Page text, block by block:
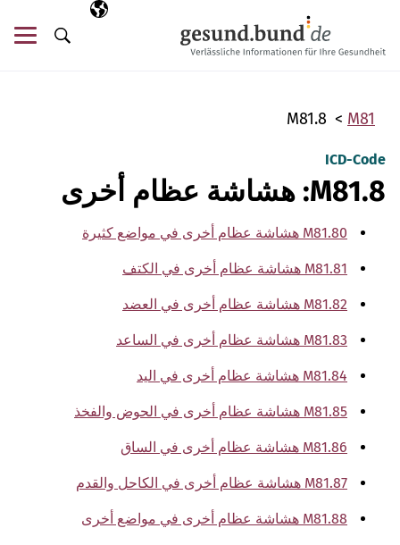
اللغة المختارة
AR
البحث
M81
M81.8
ICD-Code
M81.8: هشاشة عظام أخرى
M81.80 هشاشة عظام أخرى في مواضع كثيرة
M81.81 هشاشة عظام أخرى في الكتف
M81.82 هشاشة عظام أخرى في العضد
M81.83 هشاشة عظام أخرى في الساعد
M81.84 هشاشة عظام أخرى في اليد
M81.85 هشاشة عظام أخرى في الحوض والفخذ
M81.86 هشاشة عظام أخرى في الساق
M81.87 هشاشة عظام أخرى في الكاحل والقدم
M81.88 هشاشة عظام أخرى في مواضع أخرى